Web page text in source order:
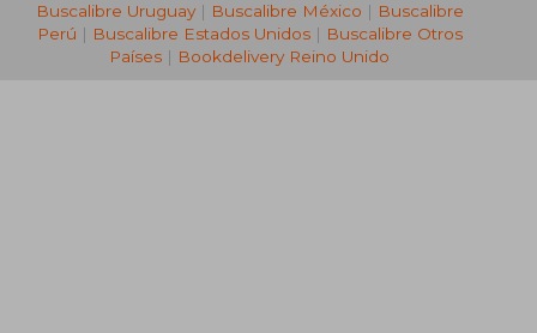
Buscalibre Uruguay| Buscalibre México | Buscalibre
Perú | Buscalibre Estados Unidos| Buscalibre Otros
Países | Bookdelivery Reino Unido